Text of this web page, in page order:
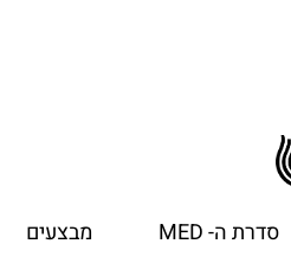
סדרת ה- MED מבצעים